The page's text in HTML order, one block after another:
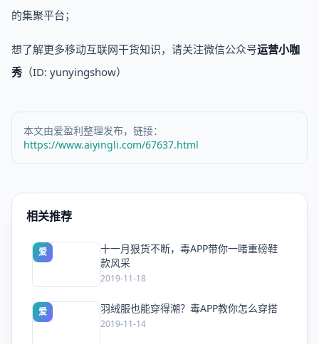
的集聚平台；
想了解更多移动互联网干货知识，请关注微信公众号运营小咖
秀（ID: yunyingshow）
本文由爱盈利整理发布，链接：
https://www.aiyingli.com/67637.html
相关推荐
爱
十一月狠货不断，毒APP带你一睹重磅鞋
款风采
2019-11-18
爱 羽绒服也能穿得潮？毒APP教你怎么穿搭
2019-11-14